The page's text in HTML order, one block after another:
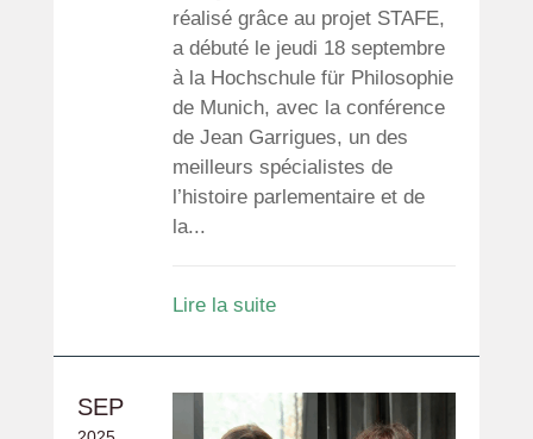
réalisé grâce au projet STAFE,
a débuté le jeudi 18 septembre
à la Hochschule für Philosophie
de Munich, avec la conférence
de Jean Garrigues, un des
meilleurs spécialistes de
l’histoire parlementaire et de
la...
Lire la suite
SEP